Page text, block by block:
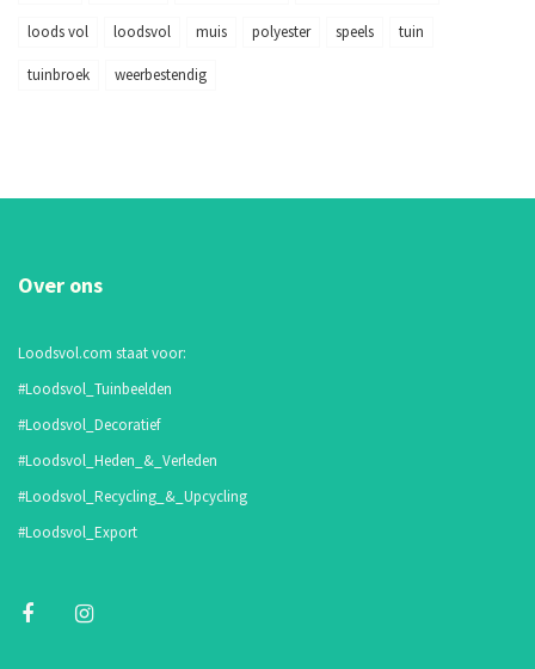
loods vol loodsvol muis polyester speels tuin
tuinbroek weerbestendig
Over ons
Loodsvol.com staat voor:
#Loodsvol_Tuinbeelden
#Loodsvol_Decoratief
#Loodsvol_Heden_&_Verleden
#Loodsvol_Recycling_&_Upcycling
#Loodsvol_Export